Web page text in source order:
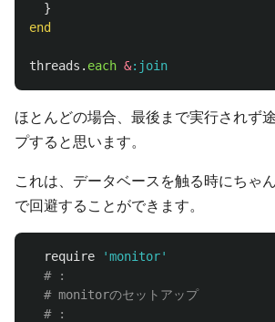
}
end
threads . each &:join
ほとんどの場合、最後まで実行されず
プすると思います。
これは、データベースを触る時にちゃ
で回避することができます。
require
'monitor'
# :
# monitorのセットアップ
# :